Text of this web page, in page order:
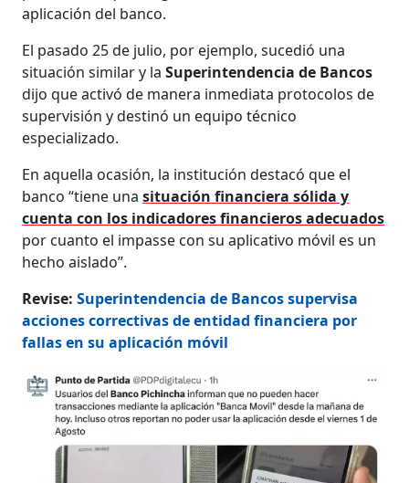
aplicación del banco.
El pasado 25 de julio, por ejemplo, sucedió una
situación similar y laSuperintendencia de Bancos
dijo que activó de manera inmediata protocolos de
supervisión y destinó un equipo técnico
especializado.
En aquella ocasión, la institución destacó que el
banco “tiene unasituación financiera sólida y
cuenta con los indicadores financieros adecuados
por cuanto el impasse con su aplicativo móvil es un
hecho aislado”.
Revise:Superintendencia de Bancos supervisa
acciones correctivas de entidad financiera por
fallas en su aplicación móvil